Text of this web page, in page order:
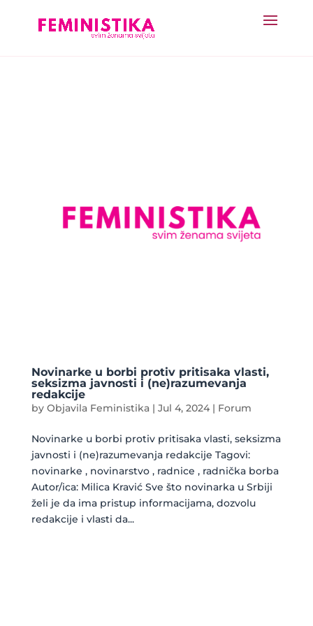
Novinarke u borbi protiv pritisaka vlasti,
seksizma javnosti i (ne)razumevanja
redakcije
by Objavila Feministika| Jul 4, 2024| Forum
Novinarke u borbi protiv pritisaka vlasti, seksizma
javnosti i (ne)razumevanja redakcije Tagovi:
novinarke , novinarstvo , radnice , radnička borba
Autor/ica: Milica Kravić Sve što novinarka u Srbiji
želi je da ima pristup informacijama, dozvolu
redakcije i vlasti da...